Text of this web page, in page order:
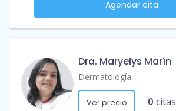
Agendar cita
Dra. Maryelys Marín
Dermatología
Ver precio 0 citas